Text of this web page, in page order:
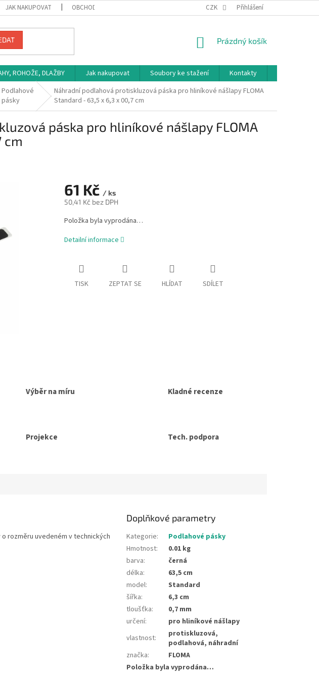
JAK NAKUPOVAT OBCHODNÍ PODMÍNKY PODMÍNKY OCHRANY OSOBNÍCH ÚDAJŮ
CZK Přihlášení
NÁKUPNÍ
Prázdný košík
ROHOŽE, DLAŽBY Jak nakupovat Soubory ke stažení Kontakty
Podlahové
pásky
Náhradní podlahová protiskluzová páska pro hliníkové nášlapy FLOMA
Standard - 63,5 x 6,3 x 00,7 cm
páska pro hliníkové nášlapy FLOMA
cm
61 Kč / ks
50,41 Kč bez DPH
Měrná
cena:
Položka byla vyprodána…
Detailní informace
TISK ZEPTAT SE HLÍDAT SDÍLET
Výběr na míru Kladné recenze
Projekce Tech. podpora
rozměru uvedeném v technických
Doplňkové parametry
Kategorie:
Podlahové pásky
Hmotnost:
0.01 kg
barva:
černá
délka:
63,5 cm
model:
Standard
šířka:
6,3 cm
tloušťka:
0,7 mm
určení:
pro hliníkové nášlapy
vlastnost:
protiskluzová,
podlahová, náhradní
značka:
FLOMA
Položka byla vyprodána…